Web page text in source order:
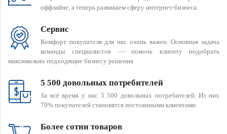
оффлайне, а теперь развиваем сферу интернет-бизнеса.
Сервис
Комфорт покупателя для нас очень важен. Основная задача
команды специалистов — помочь клиенту подобрать
максимально подходящие бизнесу решения
5 500 довольных потребителей
За всё время у нас 5 500 довольных потребителей. Из них
70% покупателей становятся постоянными клиентами.
Более сотни товаров